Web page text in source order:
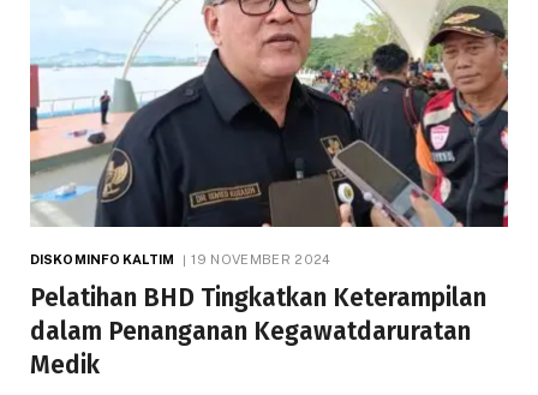
DISKOMINFO KALTIM 19 NOVEMBER 2024
Pelatihan BHD Tingkatkan Keterampilan
dalam Penanganan Kegawatdaruratan
Medik